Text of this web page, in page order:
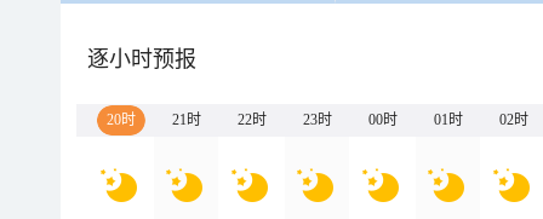
逐小时预报
20时 21时 22时 23时 00时 01时 02时